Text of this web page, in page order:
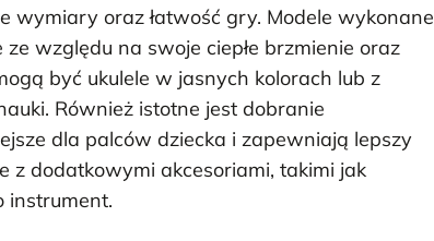
wymiary oraz łatwość gry. Modele wykonane
względu na swoje ciepłe brzmienie oraz
być ukulele w jasnych kolorach lub z
Również istotne jest dobranie
dla palców dziecka i zapewniają lepszy
z dodatkowymi akcesoriami, takimi jak
instrument.